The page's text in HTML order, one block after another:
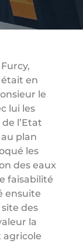
en
le
lui les
l’Etat
plan
les
des eaux
faisabilité
ensuite
des
la